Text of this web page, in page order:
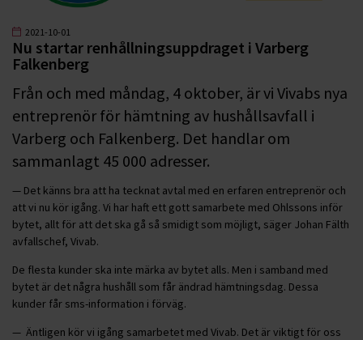
2021-10-01
Nu startar renhållningsuppdraget i Varberg
Falkenberg
Från och med måndag, 4 oktober, är vi Vivabs nya
entreprenör för hämtning av hushållsavfall i
Varberg och Falkenberg. Det handlar om
sammanlagt 45 000 adresser.
— Det känns bra att ha tecknat avtal med en erfaren entreprenör och
att vi nu kör igång. Vi har haft ett gott samarbete med Ohlssons inför
bytet, allt för att det ska gå så smidigt som möjligt, säger Johan Fälth
avfallschef, Vivab.
De flesta kunder ska inte märka av bytet alls. Men i samband med
bytet är det några hushåll som får ändrad hämtningsdag. Dessa
kunder får sms-information i förväg.
— Äntligen kör vi igång samarbetet med Vivab. Det är viktigt för oss